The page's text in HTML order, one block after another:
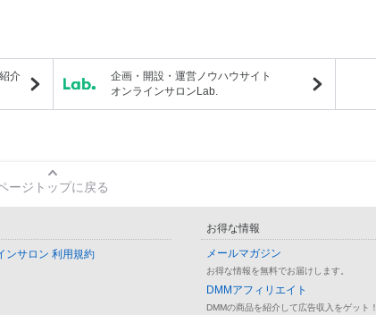
介
企画・開設・運営ノウハウサイト
オンラインサロンLab.
ージトップに戻る
ンサロン 利用規約
お得な情報
メールマガジン
お得な情報を無料でお届けします。
DMMアフィリエイト
DMMの商品を紹介して広告収入をゲット！